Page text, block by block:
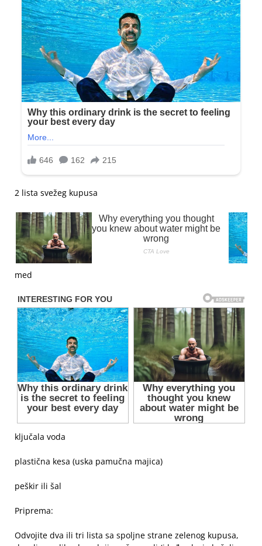
2 lista svežeg kupusa
med
ključala voda
plastična kesa (uska pamučna majica)
peškir ili šal
Priprema:
Odvojite dva ili tri lista sa spoljne strane zelenog kupusa,